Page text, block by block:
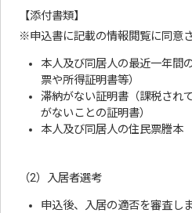
【添付書類】
※申込書に記載の情報閲覧に同意
本人及び同居人の最近一年間
票や所得証明書等）
滞納がない証明書（課税され
がないことの証明書）
本人及び同居人の住民票謄本
（2）入居者選考
申込後、入居の適否を審査しま